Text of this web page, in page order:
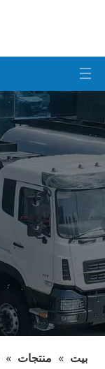
بيت » منتجات »